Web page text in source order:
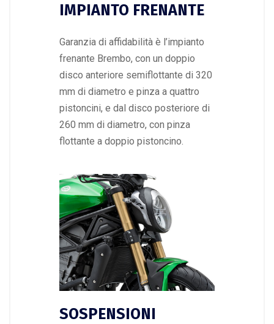
IMPIANTO FRENANTE
Garanzia di affidabilità è l’impianto
frenante Brembo, con un doppio
disco anteriore semiflottante di 320
mm di diametro e pinza a quattro
pistoncini, e dal disco posteriore di
260 mm di diametro, con pinza
flottante a doppio pistoncino.
SOSPENSIONI